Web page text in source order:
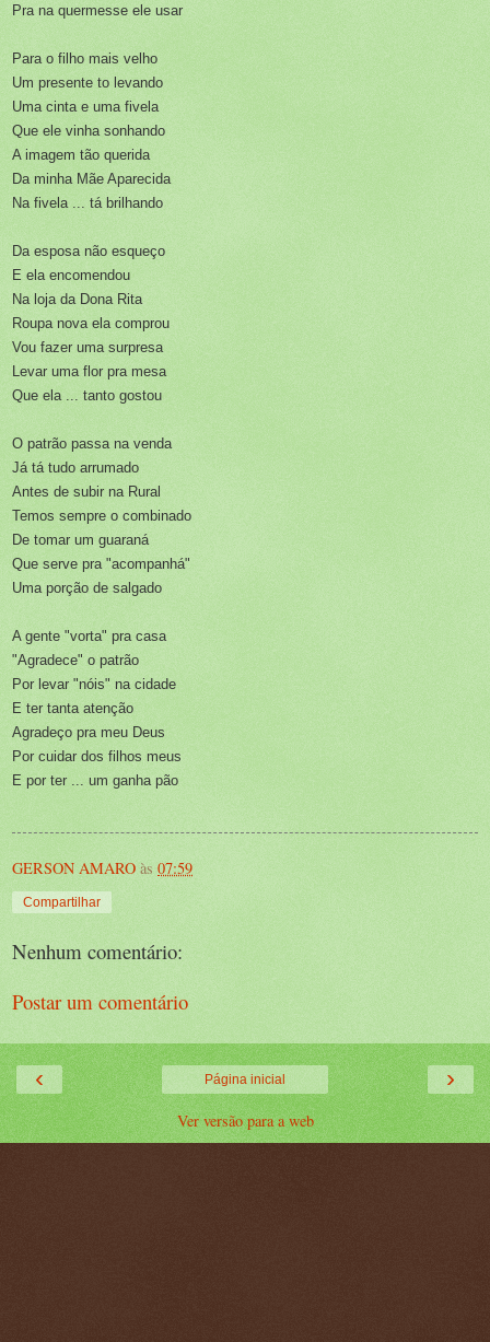
Pra na quermesse ele usar
Para o filho mais velho
Um presente to levando
Uma cinta e uma fivela
Que ele vinha sonhando
A imagem tão querida
Da minha Mãe Aparecida
Na fivela ... tá brilhando
Da esposa não esqueço
E ela encomendou
Na loja da Dona Rita
Roupa nova ela comprou
Vou fazer uma surpresa
Levar uma flor pra mesa
Que ela ... tanto gostou
O patrão passa na venda
Já tá tudo arrumado
Antes de subir na Rural
Temos sempre o combinado
De tomar um guaraná
Que serve pra "acompanhá"
Uma porção de salgado
A gente "vorta" pra casa
"Agradece" o patrão
Por levar "nóis" na cidade
E ter tanta atenção
Agradeço pra meu Deus
Por cuidar dos filhos meus
E por ter ... um ganha pão
GERSON AMARO às 07:59
Compartilhar
Nenhum comentário:
Postar um comentário
‹ ›
Página inicial
Ver versão para a web